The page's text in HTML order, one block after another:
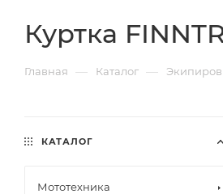
Куртка
Главная — Каталог —
КАТАЛОГ
Мототехника